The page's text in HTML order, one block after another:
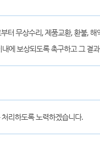
터 무상수리, 제품교환, 환불,
에 보상되도록 촉구하고 그 결
리하도록 노력하겠습니다.